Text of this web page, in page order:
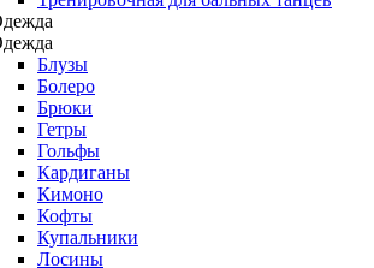
Блузы
Болеро
Брюки
Гетры
Гольфы
Кардиганы
Кимоно
Кофты
Купальники
Лосины